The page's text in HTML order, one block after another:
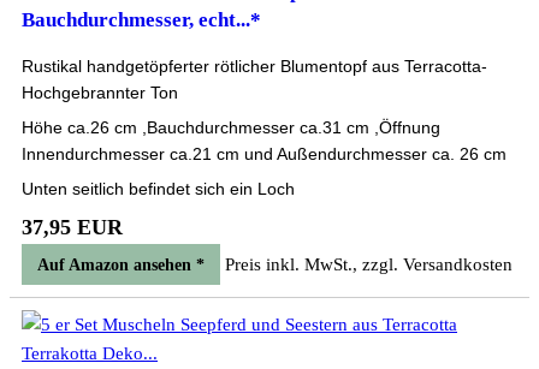
Bauchdurchmesser, echt...*
Rustikal handgetöpferter rötlicher Blumentopf aus Terracotta-
Hochgebrannter Ton
Höhe ca.26 cm ,Bauchdurchmesser ca.31 cm ,Öffnung
Innendurchmesser ca.21 cm und Außendurchmesser ca. 26 cm
Unten seitlich befindet sich ein Loch
37,95 EUR
Auf Amazon ansehen * Preis inkl. MwSt., zzgl. Versandkosten